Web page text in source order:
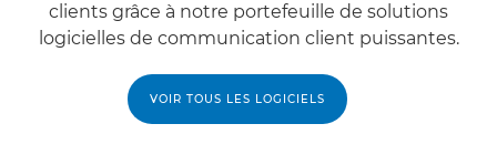
clients grâce à notre portefeuille de solutions
logicielles de communication client puissantes.
VOIR TOUS LES LOGICIELS